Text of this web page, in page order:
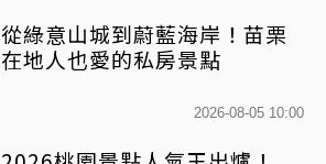
從綠意山城到蔚藍海岸！苗栗
在地人也愛的私房景點
2026-08-05 10:00